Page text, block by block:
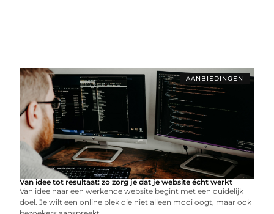
AANBIEDINGEN
Van idee tot resultaat: zo zorg je dat je website écht werkt
Van idee naar een werkende website begint met een duidelijk
doel. Je wilt een online plek die niet alleen mooi oogt, maar ook